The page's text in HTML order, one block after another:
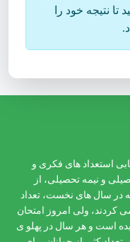
نتیجه خود را
جهت ارزیابی استعداد های فکری و
و نیمه تحصیلی، از
در سال های نخست، تعداد
کردند، ولی امروز امتحان
است و هر سال در پهلو ی